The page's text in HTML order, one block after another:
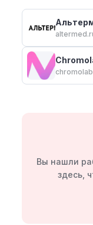
Вы нашли
здесь,